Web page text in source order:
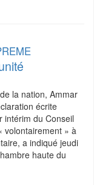
la nation, Ammar
écrite
intérim du Conseil
volontairement » à
a indiqué jeudi
haute du